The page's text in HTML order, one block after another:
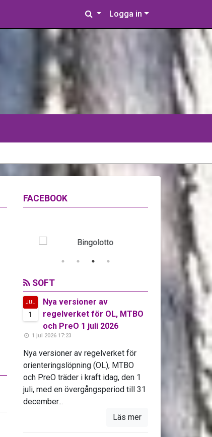
Logga in
FACEBOOK
SOFT
JUL
1
Nya versioner av
regelverket för OL, MTBO
och PreO 1 juli 2026
1 jul 2026 17:23
Nya versioner av regelverket för
orienteringslöpning (OL), MTBO
och PreO träder i kraft idag, den 1
juli, med en övergångsperiod till 31
december...
Läs mer